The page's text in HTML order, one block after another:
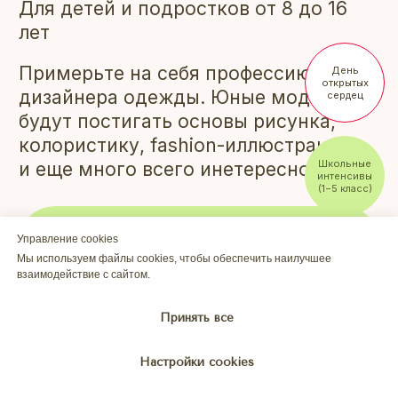
Управление cookies
Мы используем файлы cookies, чтобы обеспечить наилучшее
взаимодействие с сайтом.
Принять все
Настройки cookies
Для детей и подростков от 8 до 16
лет
Примерьте на себя профессию
дизайнера одежды. Юные модельеры
будут постигать основы рисунка,
колористику, fashion-иллюстрацию
и еще много всего инетересного
Инфо
Хочу на пробное занятие
Хочу на пробное занятие
3D-
МОДЕЛИРОВАНИЕ
ДЛЯ ШКОЛЬНИКОВ
с 0 по 5
Школьные
интенсивы
(1−5 класс)
День
открытых
сердец